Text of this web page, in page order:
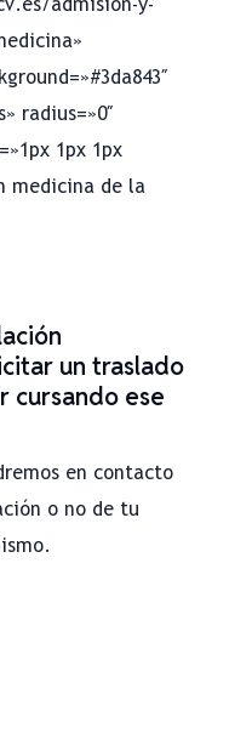
admision-y-
radius=»0″
1px 1px
medicina de la
un traslado
cursando ese
en contacto
o no de tu